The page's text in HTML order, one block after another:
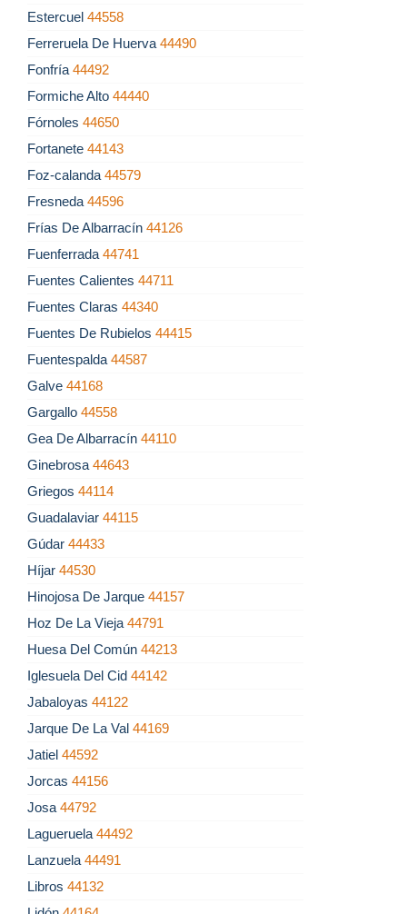
Estercuel 44558
Ferreruela De Huerva 44490
Fonfría 44492
Formiche Alto 44440
Fórnoles 44650
Fortanete 44143
Foz-calanda 44579
Fresneda 44596
Frías De Albarracín 44126
Fuenferrada 44741
Fuentes Calientes 44711
Fuentes Claras 44340
Fuentes De Rubielos 44415
Fuentespalda 44587
Galve 44168
Gargallo 44558
Gea De Albarracín 44110
Ginebrosa 44643
Griegos 44114
Guadalaviar 44115
Gúdar 44433
Híjar 44530
Hinojosa De Jarque 44157
Hoz De La Vieja 44791
Huesa Del Común 44213
Iglesuela Del Cid 44142
Jabaloyas 44122
Jarque De La Val 44169
Jatiel 44592
Jorcas 44156
Josa 44792
Lagueruela 44492
Lanzuela 44491
Libros 44132